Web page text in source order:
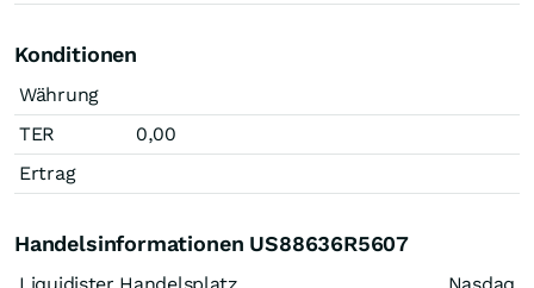
Konditionen
Währung
TER
0,00
Ertrag
Handelsinformationen US88636R5607